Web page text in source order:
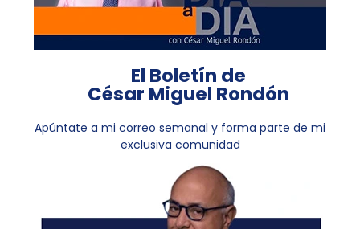
El Boletín de
César Miguel Rondón
Apúntate a mi correo semanal y forma parte de mi
exclusiva comunidad